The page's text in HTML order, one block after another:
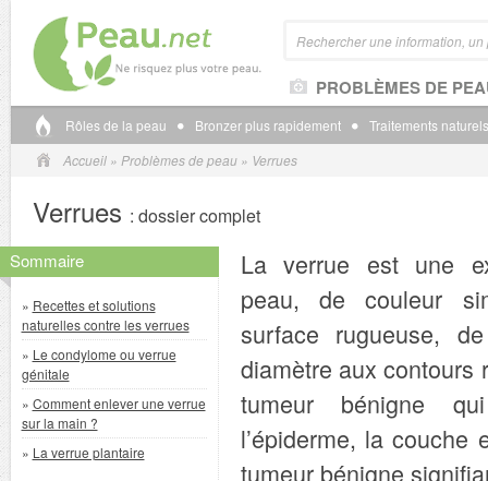
PROBLÈMES DE
Rôles de la peau Bronzer plus rapidement
Traitements
Accueil» Problèmes de peau» Verrues
Verrues : dossier complet
Sommaire
» Recettes et solutions
naturelles contre les verrues
» Le condylome ou verrue
génitale
» Comment enlever une verrue
sur la main ?
» La verrue plantaire
La verrue est une
peau, de couleur
surface rugueuse,
diamètre aux contours
tumeur bénigne
l’épiderme, la couche
tumeur bénigne